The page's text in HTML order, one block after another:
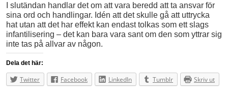
I slutändan handlar det om att vara beredd att ta ansvar för
sina ord och handlingar. Idén att det skulle gå att uttrycka
hat utan att det har effekt kan endast tolkas som ett slags
infantilisering – det kan bara vara sant om den som yttrar sig
inte tas på allvar av någon.
Dela det här:
Twitter Facebook LinkedIn Tumblr Skriv ut